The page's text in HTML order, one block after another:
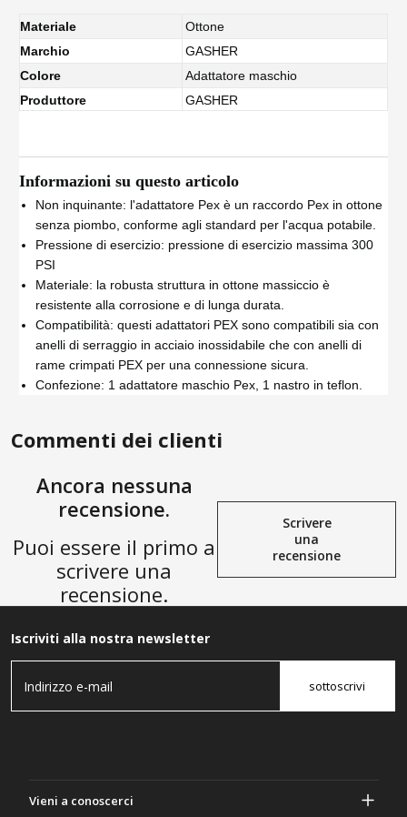
Materiale
Ottone
Marchio
GASHER
Colore
Adattatore maschio
Produttore
GASHER
Informazioni su questo articolo
Non inquinante: l'adattatore Pex è un raccordo Pex in ottone
senza piombo, conforme agli standard per l'acqua potabile.
Pressione di esercizio: pressione di esercizio massima 300
PSI
Materiale: la robusta struttura in ottone massiccio è
resistente alla corrosione e di lunga durata.
Compatibilità: questi adattatori PEX sono compatibili sia con
anelli di serraggio in acciaio inossidabile che con anelli di
rame crimpati PEX per una connessione sicura.
Confezione: 1 adattatore maschio Pex, 1 nastro in teflon.
Commenti dei clienti
Ancora nessuna
recensione.
Puoi essere il primo a
scrivere una
recensione.
Scrivere
una
recensione
Iscriviti alla nostra newsletter
sottoscrivi
Vieni a conoscerci